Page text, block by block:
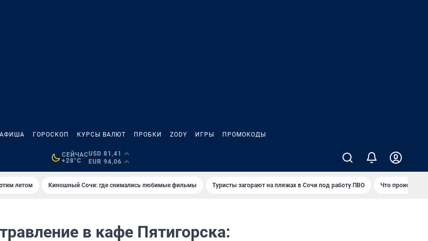
АФИША ГОРОСКОП КУРСЫ ВАЛЮТ ПРОБКИ ZODY ИГРЫ ПРОМОКОДЫ
СЕЙЧАС
+28°C
USD 81,41
EUR 94,06
летом Киношный Сочи: где снимались любимые фильмы Туристы загорают на пляжах в Сочи под работу ПВО Что происходит
в кафе Пятигорска: